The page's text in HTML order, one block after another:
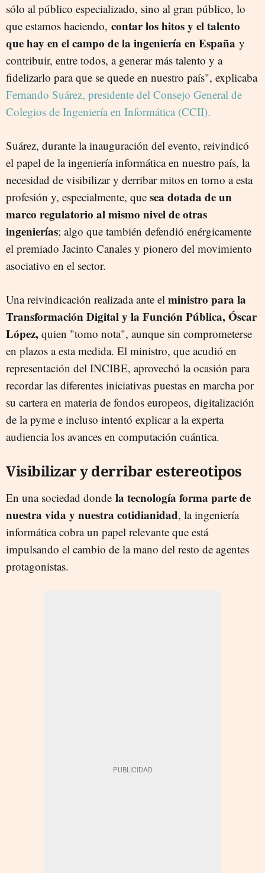
sólo al público especializado, sino al gran público, lo
que estamos haciendo, contar los hitos y el talento
que hay en el campo de la ingeniería en España y
contribuir, entre todos, a generar más talento y a
fidelizarlo para que se quede en nuestro país", explicaba
Fernando Suárez, presidente del Consejo General de
Colegios de Ingeniería en Informática (CCII).
Suárez, durante la inauguración del evento, reivindicó
el papel de la ingeniería informática en nuestro país, la
necesidad de visibilizar y derribar mitos en torno a esta
profesión y, especialmente, que sea dotada de un
marco regulatorio al mismo nivel de otras
ingenierías; algo que también defendió enérgicamente
el premiado Jacinto Canales y pionero del movimiento
asociativo en el sector.
Una reivindicación realizada ante el ministro para la
Transformación Digital y la Función Pública, Óscar
López, quien "tomo nota", aunque sin comprometerse
en plazos a esta medida. El ministro, que acudió en
representación del INCIBE, aprovechó la ocasión para
recordar las diferentes iniciativas puestas en marcha por
su cartera en materia de fondos europeos, digitalización
de la pyme e incluso intentó explicar a la experta
audiencia los avances en computación cuántica.
Visibilizar y derribar estereotipos
En una sociedad donde la tecnología forma parte de
nuestra vida y nuestra cotidianidad, la ingeniería
informática cobra un papel relevante que está
impulsando el cambio de la mano del resto de agentes
protagonistas.